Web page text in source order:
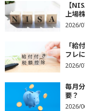
【
上場
2026/
「給
フレ
2026/
毎月
要？
2026/